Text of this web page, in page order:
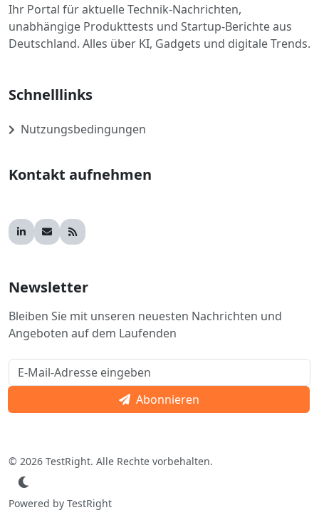
Ihr Portal für aktuelle Technik-Nachrichten,
unabhängige Produkttests und Startup-Berichte aus
Deutschland. Alles über KI, Gadgets und digitale Trends.
Schnelllinks
Nutzungsbedingungen
Kontakt aufnehmen
Newsletter
Bleiben Sie mit unseren neuesten Nachrichten und
Angeboten auf dem Laufenden
Abonnieren
© 2026 TestRight. Alle Rechte vorbehalten.
Powered by TestRight